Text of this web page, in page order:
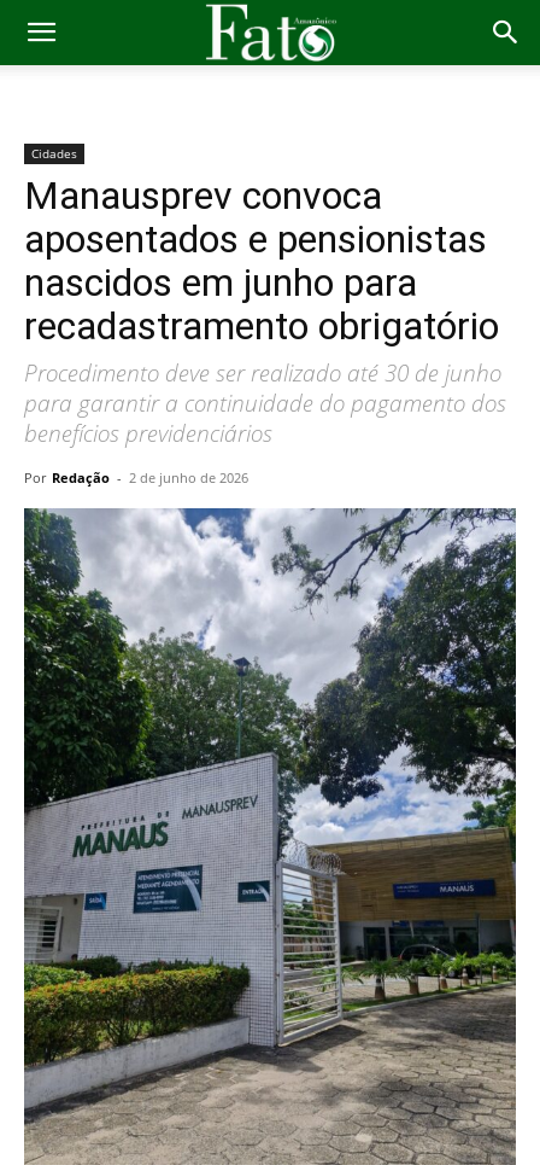
Cidades
Manausprev convoca
aposentados e pensionistas
nascidos em junho para
recadastramento obrigatório
Procedimento deve ser realizado até 30 de junho
para garantir a continuidade do pagamento dos
benefícios previdenciários
Por Redação - 2 de junho de 2026